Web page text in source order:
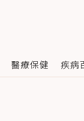
醫療保健 疾病